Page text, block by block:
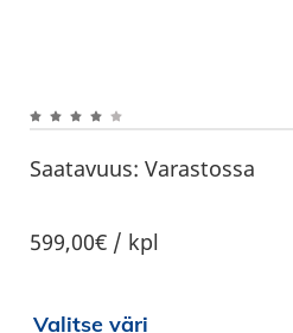
Saatavuus: Varastossa
599,00€ / kpl
Valitse väri